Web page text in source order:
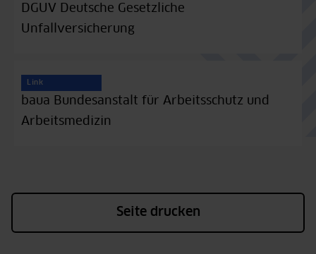
DGUV Deutsche Gesetzliche
Unfallversicherung
Link
baua Bundesanstalt für Arbeitsschutz und
Arbeitsmedizin
Seite drucken